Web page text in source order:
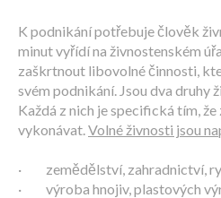
K podnikání potřebuje člověk
minut vyřídí na živnostenském
zaškrtnout libovolné činnosti,
svém podnikání. Jsou dva druhy
Každá z nich je specifická tím,
vykonávat.Volné živnosti jsou
· zemědělství, zahradnictví,
· výroba hnojiv, plastových